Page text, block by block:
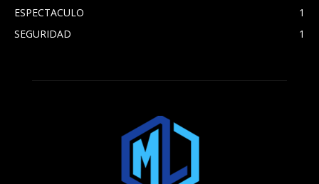
ESPECTACULO
1
SEGURIDAD
1